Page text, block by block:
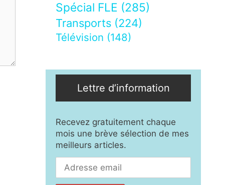
Spécial FLE (285)
Transports (224)
Télévision (148)
Lettre d’information
Recevez gratuitement chaque
mois une brève sélection de mes
meilleurs articles.